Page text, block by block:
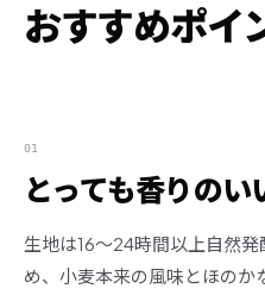
おすすめポイ
01
とっても香りのい
生地は16～24時間以上自然
め、小麦本来の風味とほのか